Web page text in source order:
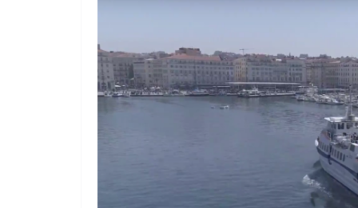
Beau Bourg au
20 juin 2026 Bretagne Télé